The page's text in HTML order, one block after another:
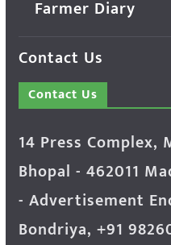
Farmer Diary
Contact Us
Contact Us
14 Press Complex,
Bhopal - 462011
- Advertisement
Bondriya, +91